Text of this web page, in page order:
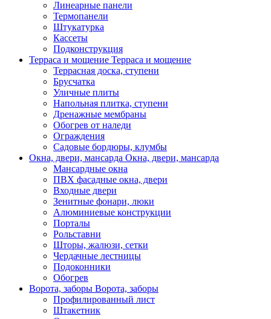
Линеарные панели
Термопанели
Штукатурка
Кассеты
Подконструкция
Терраса и мощение Терраса и мощение
Террасная доска, ступени
Брусчатка
Уличные плиты
Напольная плитка, ступени
Дренажные мембраны
Обогрев от наледи
Ограждения
Садовые бордюры, клумбы
Окна, двери, мансарда Окна, двери, мансарда
Мансардные окна
ПВХ фасадные окна, двери
Входные двери
Зенитные фонари, люки
Алюминиевые конструкции
Порталы
Рольставни
Шторы, жалюзи, сетки
Чердачные лестницы
Подоконники
Обогрев
Ворота, заборы Ворота, заборы
Профилированный лист
Штакетник